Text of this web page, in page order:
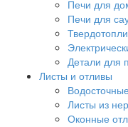
Печи для
Печи для
Детали для
Листы и отливы
Листы из
Оконные